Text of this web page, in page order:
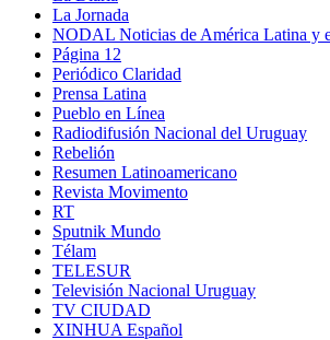
La Jornada
NODAL Noticias de América Latina y
Página 12
Periódico Claridad
Prensa Latina
Pueblo en Línea
Radiodifusión Nacional del Uruguay
Rebelión
Resumen Latinoamericano
Revista Movimento
RT
Sputnik Mundo
Télam
TELESUR
Televisión Nacional Uruguay
TV CIUDAD
XINHUA Español